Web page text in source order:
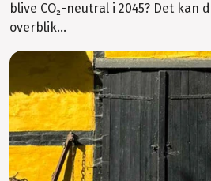
blive CO₂-neutral i 2045? Det kan
overblik...